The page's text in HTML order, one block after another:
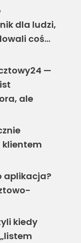
dla ludzi,
coś…
—
ale
klientem
aplikacja?
kiedy